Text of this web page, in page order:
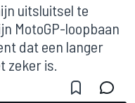
uitsluitsel te
MotoGP-loopbaan
dat een langer
zeker is.